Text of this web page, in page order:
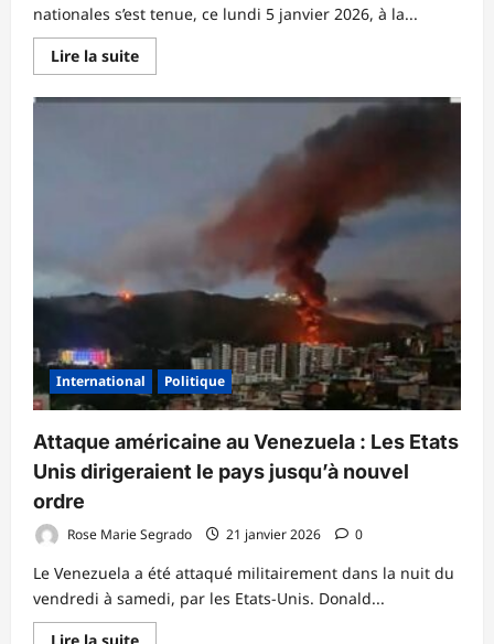
nationales s’est tenue, ce lundi 5 janvier 2026, à la...
Lire la suiteEn
savoir
sur
𝐞𝐧𝐠𝐚𝐠𝐞𝐦𝐞𝐧𝐭
𝐥𝐚
International Politique
Attaque américaine au Venezuela : Les Etats
Unis dirigeraient le pays jusqu’à nouvel
ordre
Rose Marie Segrado 21 janvier 2026 0
Le Venezuela a été attaqué militairement dans la nuit du
vendredi à samedi, par les Etats-Unis. Donald...
En